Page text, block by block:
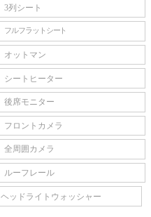
3列シート
フルフラットシート
オットマン
シートヒーター
後席モニター
フロントカメラ
全周囲カメラ
ルーフレール
ヘッドライトウォッシャー